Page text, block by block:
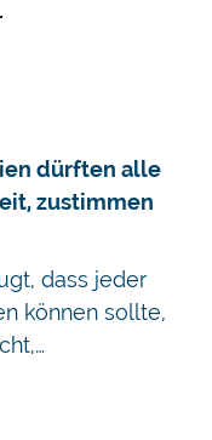
dürften alle
zustimmen
dass jeder
können sollte,